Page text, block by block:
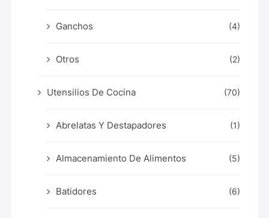
Ganchos (4)
Otros (2)
Utensilios De Cocina (70)
Abrelatas Y Destapadores (1)
Almacenamiento De Alimentos (5)
Batidores (6)